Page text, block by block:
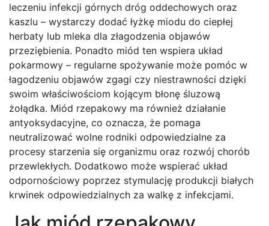
leczeniu infekcji górnych dróg oddechowych oraz
kaszlu – wystarczy dodać łyżkę miodu do ciepłej
herbaty lub mleka dla złagodzenia objawów
przeziębienia. Ponadto miód ten wspiera układ
pokarmowy – regularne spożywanie może pomóc w
łagodzeniu objawów zgagi czy niestrawności dzięki
swoim właściwościom kojącym błonę śluzową
żołądka. Miód rzepakowy ma również działanie
antyoksydacyjne, co oznacza, że pomaga
neutralizować wolne rodniki odpowiedzialne za
procesy starzenia się organizmu oraz rozwój chorób
przewlekłych. Dodatkowo może wspierać układ
odpornościowy poprzez stymulację produkcji białych
krwinek odpowiedzialnych za walkę z infekcjami.